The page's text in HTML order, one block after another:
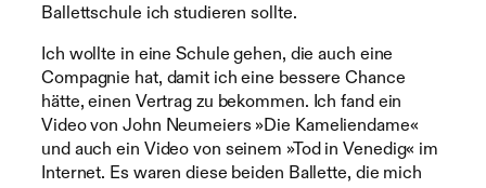
Ballettschule ich studieren sollte.
Ich wollte in eine Schule gehen, die auch eine
Compagnie hat, damit ich eine bessere Chance
hätte, einen Vertrag zu bekommen. Ich fand ein
Video von John Neumeiers »Die Kameliendame«
und auch ein Video von seinem »Tod in Venedig« im
Internet. Es waren diese beiden Ballette, die mich